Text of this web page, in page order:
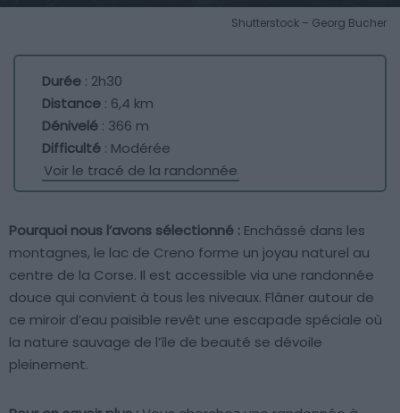
Shutterstock – Georg Bucher
Durée : 2h30
Distance : 6,4 km
Dénivelé : 366 m
Difficulté : Modérée
Voir le tracé de la randonnée
Pourquoi nous l’avons sélectionné : Enchâssé dans les
montagnes, le lac de Creno forme un joyau naturel au
centre de la Corse. Il est accessible via une randonnée
douce qui convient à tous les niveaux. Flâner autour de
ce miroir d’eau paisible revêt une escapade spéciale où
la nature sauvage de l’île de beauté se dévoile
pleinement.